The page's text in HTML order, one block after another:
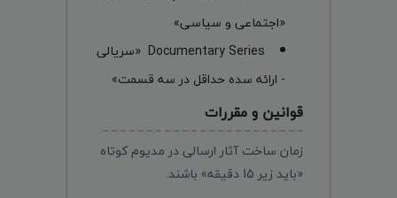
«اجتماعی و سیاسی»
Documentary Series «سریالی
- ارائه سده حداقل در سه قسمت»
قوانین و مقررات
زمان ساخت آثار ارسالی در مدیوم کوتاه
«باید زیر 15 دقیقه» باشند.